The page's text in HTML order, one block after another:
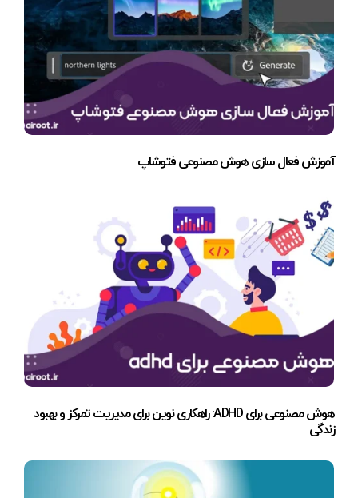
آموزش فعال سازی هوش مصنوعی فتوشاپ
هوش مصنوعی برای ADHD: راهکاری نوین برای مدیریت تمرکز و بهبود
زندگی